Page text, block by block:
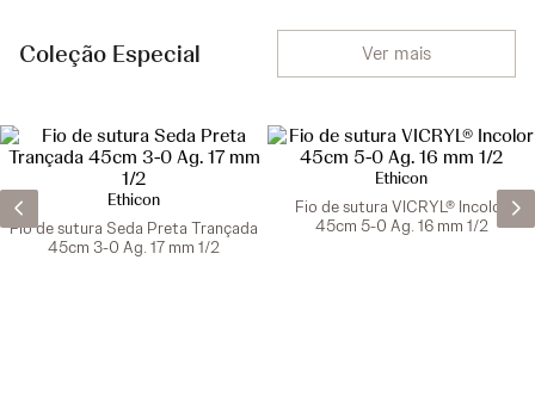
Coleção Especial Ver mais
Ethicon
Fio de sutura Seda Preta Trançada
45cm 3-0 Ag. 17 mm 1/2
Ethicon
Fio de sutura VICRYL® Incolor
45cm 5-0 Ag. 16 mm 1/2